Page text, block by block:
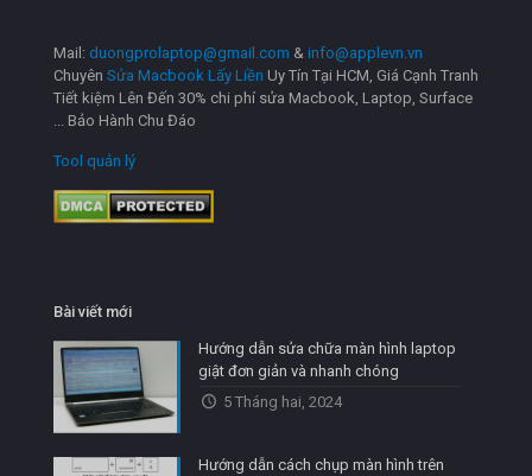
Mail: duongprolaptop@gmail.com & info@applevn.vn
Chuyên Sửa Macbook Lấy Liền Uy Tín Tại HCM, Giá Cạnh Tranh
Tiết kiệm Lên Đến 30% chi phí sửa Macbook, Laptop, Surface
... Bảo Hành Chu Đáo
Tool quản lý
Bài viết mới
Hướng dẫn sửa chữa màn hình laptop
giật đơn giản và nhanh chóng
5 Tháng hai, 2024
Hướng dẫn cách chụp màn hình trên